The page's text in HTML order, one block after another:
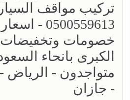
تركيب مواقف
0500559613
خصومات وتخفيضات
الكبرى بانحاء
متواجدون - الرياض
- جازان